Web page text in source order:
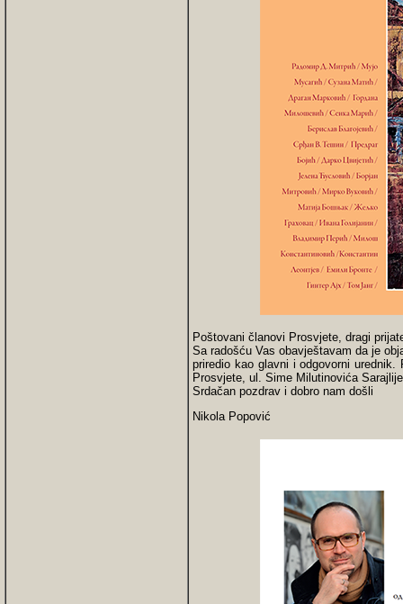
Poštovani članovi Prosvjete, dragi
Sa radošću Vas obavještavam da je
priredio kao glavni i odgovorni
Prosvjete, ul. Sime Milutinovića
Srdačan pozdrav i dobro nam došli
Nikola Popović